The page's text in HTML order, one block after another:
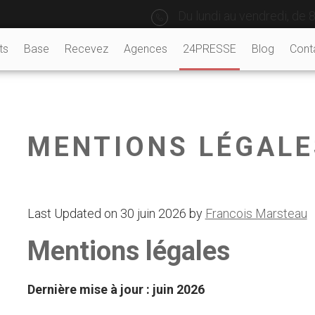
Base Recevez Agences 24PRESSE Blog
MENTIONS
Last Updated on 30 juin 2026 by Francois Marsteau
Mentions légales
Dernière mise à jour : juin 2026